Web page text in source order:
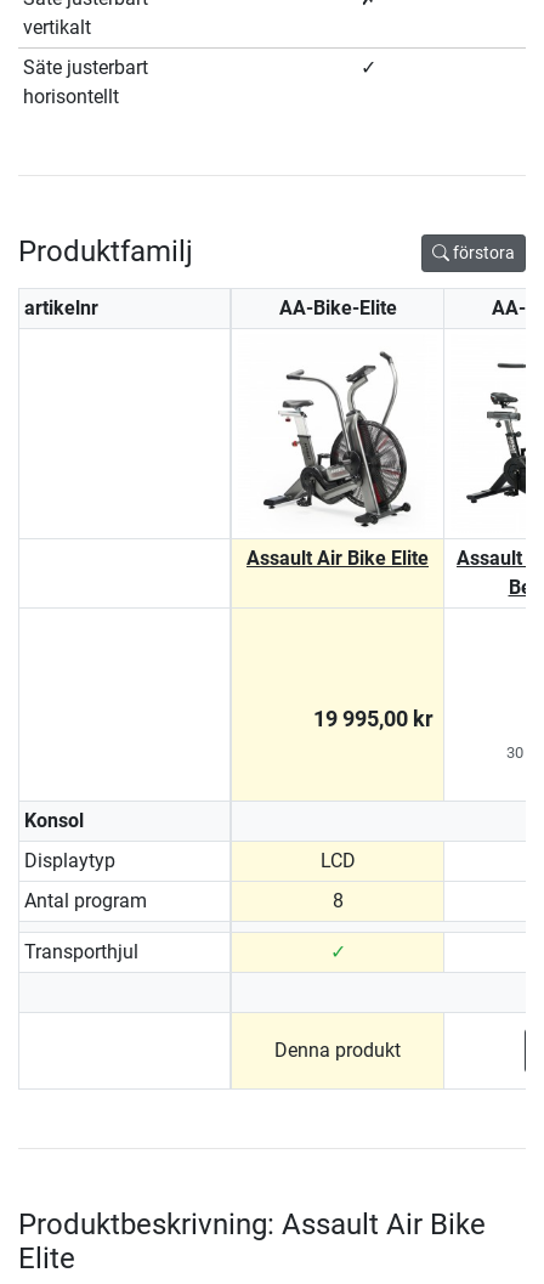
vertikalt
Säte justerbart
horisontellt
✓
Produktfamilj förstora
artikelnr AA-Bike-Elite AA-
Assault Air Bike Elite
Assault
19 995,00 kr
30
Konsol
Displaytyp
LCD
Antal program
8
Transporthjul ✓
Denna produkt
Produktbeskrivning: Assault Air Bike
Elite